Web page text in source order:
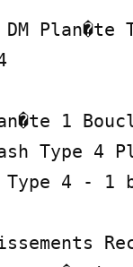
Plan�te
1
Type 4
4 - 1